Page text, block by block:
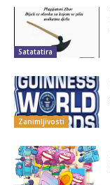
Satatatira
Zanimljivosti